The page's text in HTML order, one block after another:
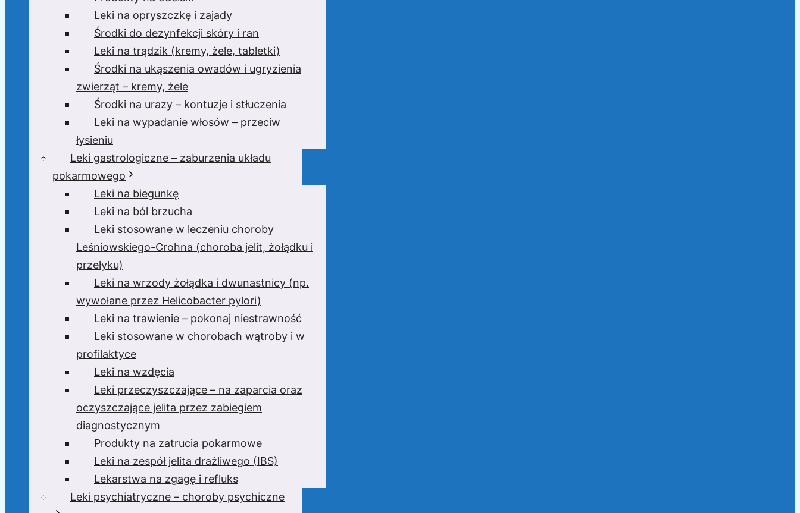
Leki na opryszczkę i zajady
Środki do dezynfekcji skóry i ran
Leki na trądzik (kremy, żele, tabletki)
Środki na ukąszenia owadów i ugryzienia
zwierząt – kremy, żele
Środki na urazy – kontuzje i stłuczenia
Leki na wypadanie włosów – przeciw
łysieniu
Leki gastrologiczne – zaburzenia układu
pokarmowego
Leki na biegunkę
Leki na ból brzucha
Leki stosowane w leczeniu choroby
Leśniowskiego-Crohna (choroba jelit, żołądku i
przełyku)
Leki na wrzody żołądka i dwunastnicy (np.
wywołane przez Helicobacter pylori)
Leki na trawienie – pokonaj niestrawność
Leki stosowane w chorobach wątroby i w
profilaktyce
Leki na wzdęcia
Leki przeczyszczające – na zaparcia oraz
oczyszczające jelita przez zabiegiem
diagnostycznym
Produkty na zatrucia pokarmowe
Leki na zespół jelita drażliwego (IBS)
Lekarstwa na zgagę i refluks
Leki psychiatryczne – choroby psychiczne